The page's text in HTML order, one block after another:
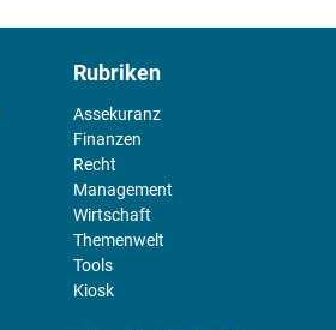
Rubriken
Assekuranz
Finanzen
Recht
Management
Wirtschaft
Themenwelt
Tools
Kiosk